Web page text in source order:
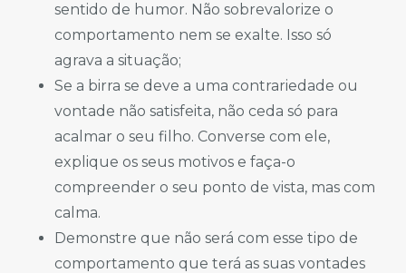
sentido de humor. Não sobrevalorize o
comportamento nem se exalte. Isso só
agrava a situação;
Se a birra se deve a uma contrariedade ou
vontade não satisfeita, não ceda só para
acalmar o seu filho. Converse com ele,
explique os seus motivos e faça-o
compreender o seu ponto de vista, mas com
calma.
Demonstre que não será com esse tipo de
comportamento que terá as suas vontades